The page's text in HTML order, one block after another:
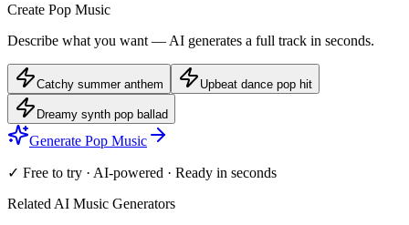
Create Pop Music
Describe what you want — AI generates a full track in seconds.
Catchy summer anthem Upbeat dance pop hit
Dreamy synth pop ballad
Generate Pop Music
✓ Free to try · AI-powered · Ready in seconds
Related AI Music Generators